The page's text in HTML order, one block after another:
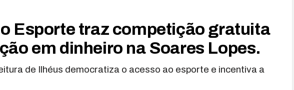
Esporte traz competição gratuita
em dinheiro na Soares Lopes.
de Ilhéus democratiza o acesso ao esporte e incentiva a